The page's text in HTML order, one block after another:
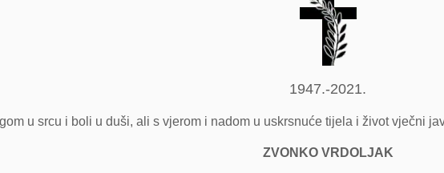
1947.-2021.
u srcu i boli u duši, ali s vjerom i nadom u uskrsnuće tijela i život vječni
ZVONKO VRDOLJAK